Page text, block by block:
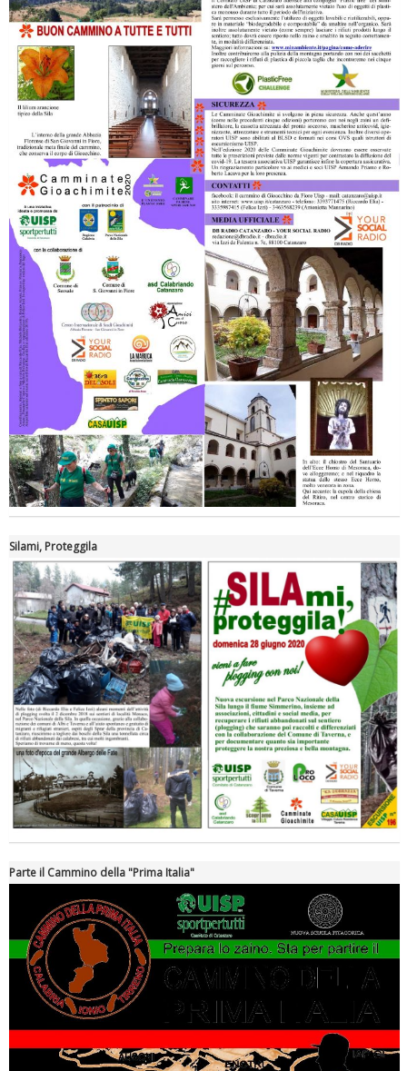
Ddl Lobby, Uisp: “Il Parlamento valorizzi le nostre specificità"
La formazione Uisp rallenta ma prosegue anche in estate
Tiziano Pesce nel Cda di Fondazione Terzjus: prima riunione a
Roma
Silami, Proteggila
Parte il Cammino della "Prima Italia"